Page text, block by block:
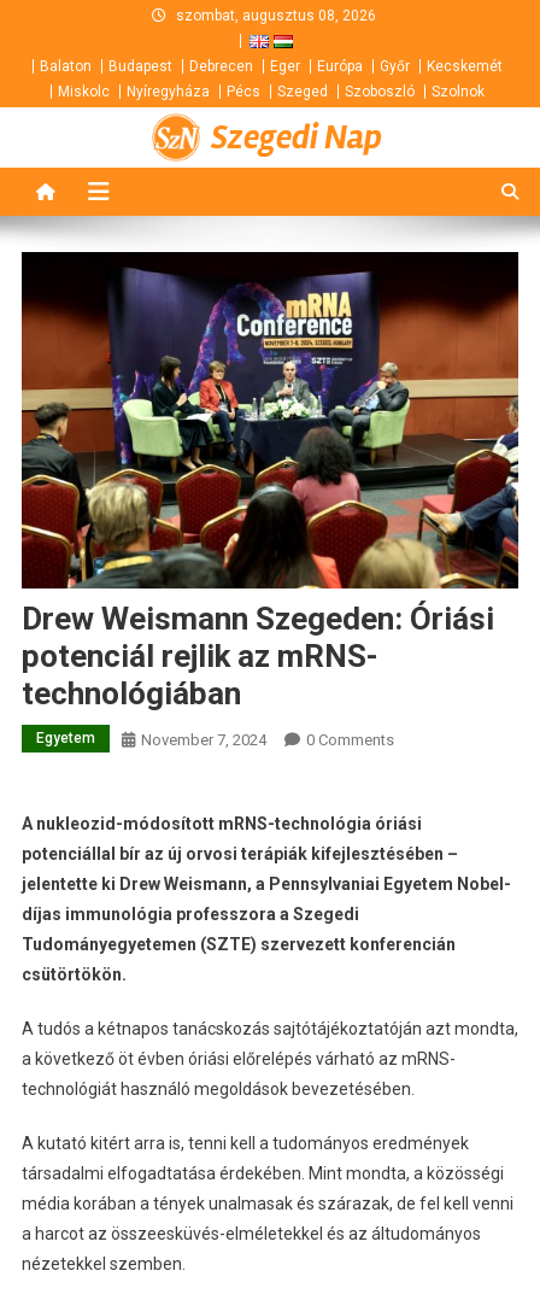
content
szombat, augusztus 08, 2026
Balaton Budapest Debrecen Eger Európa Győr
Kecskemét
Miskolc
Nyíregyháza Pécs Szeged Szoboszló Szolnok
Szegedi Nap
Drew Weismann Szegeden: Óriási
potenciál rejlik az mRNS-
technológiában
Egyetem November 7, 2024 0 Comments
A nukleozid-módosított mRNS-technológia óriási
potenciállal bír az új orvosi terápiák kifejlesztésében –
jelentette ki Drew Weismann, a Pennsylvaniai Egyetem Nobel-
díjas immunológia professzora a Szegedi
Tudományegyetemen (SZTE) szervezett konferencián
csütörtökön.
A tudós a kétnapos tanácskozás sajtótájékoztatóján azt mondta,
a következő öt évben óriási előrelépés várható az mRNS-
technológiát használó megoldások bevezetésében.
A kutató kitért arra is, tenni kell a tudományos eredmények
társadalmi elfogadtatása érdekében. Mint mondta, a közösségi
média korában a tények unalmasak és szárazak, de fel kell venni
a harcot az összeesküvés-elméletekkel és az áltudományos
nézetekkel szemben.